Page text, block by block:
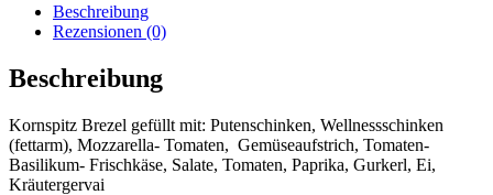
Beschreibung
Rezensionen (0)
Beschreibung
Kornspitz Brezel gefüllt mit: Putenschinken, Wellnessschinken
(fettarm), Mozzarella- Tomaten, Gemüseaufstrich, Tomaten-
Basilikum- Frischkäse, Salate, Tomaten, Paprika, Gurkerl, Ei,
Kräutergervai